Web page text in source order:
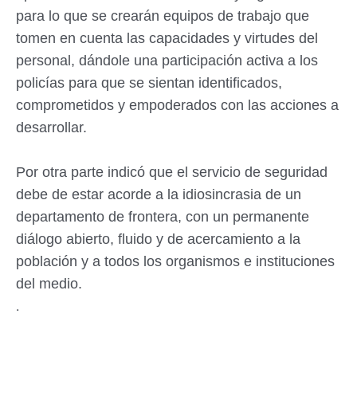
para lo que se crearán equipos de trabajo que
tomen en cuenta las capacidades y virtudes del
personal, dándole una participación activa a los
policías para que se sientan identificados,
comprometidos y empoderados con las acciones a
desarrollar.
Por otra parte indicó que el servicio de seguridad
debe de estar acorde a la idiosincrasia de un
departamento de frontera, con un permanente
diálogo abierto, fluido y de acercamiento a la
población y a todos los organismos e instituciones
del medio.
.